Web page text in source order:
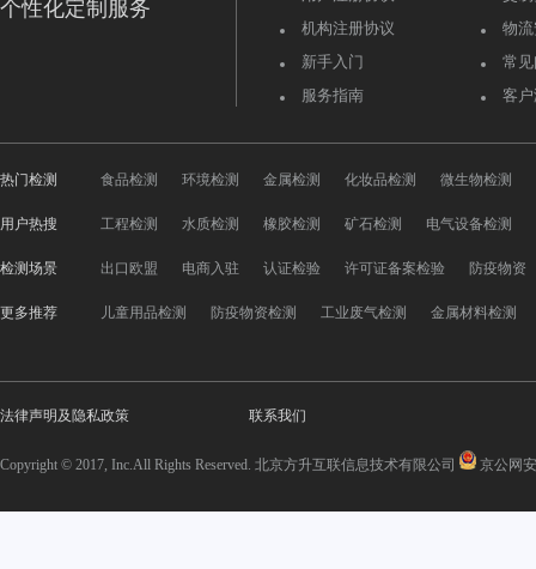
个性化定制服务
机构注册协议
新手入门
服务指南
物
常
客
热门检测 食品检测 环境检测 金属检测 化妆品检测 微生物检测
用户热搜 工程检测 水质检测 橡胶检测 矿石检测 电气设备检测
检测场景 出口欧盟 电商入驻 认证检验 许可证备案检验 防疫物资
更多推荐 儿童用品检测 防疫物资检测 工业废气检测 金属材料检测
法律声明及隐私政策 联系我们
Copyright © 2017, Inc.All Rights Reserved. 北京方升互联信息技术有限公司 京公网